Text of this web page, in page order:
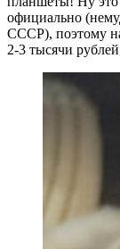
официально
СССР), поэтому
2-3 тысячи